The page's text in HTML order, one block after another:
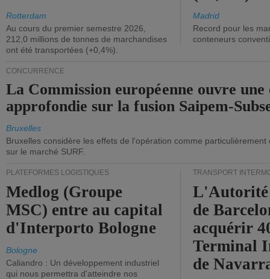
Rotterdam
Au cours du premier semestre 2026,
212,0 millions de tonnes de marchandises
ont été transportées (+0,4%).
Madrid
Record pour les
conteneurs
CONCURRENCE
La Commission européenne ouvre une
approfondie sur la fusion Saipem-
Bruxelles
Bruxelles considère les effets de l'opération comme
sur le marché SURF.
PLATEFORMES LOGISTIQUES
Medlog (Groupe
MSC) entre au capital
d'Interporto Bologne
Bologne
Caliandro : Un développement industriel
qui nous permettra d'atteindre nos
TRANSPORT
de
acquérir
Terminal
de